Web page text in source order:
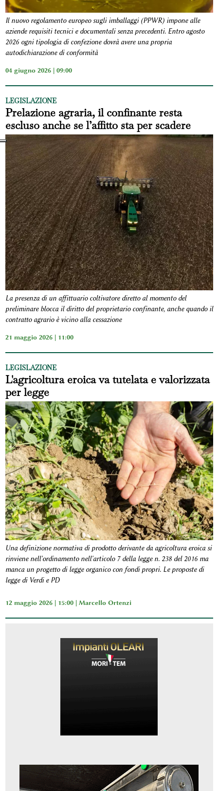
Il nuovo regolamento europeo sugli imballaggi (PPWR) impone alle
aziende requisiti tecnici e documentali senza precedenti. Entro agosto
2026 ogni tipologia di confezione dovrà avere una propria
autodichiarazione di conformità
04 giugno 2026 | 09:00
LEGISLAZIONE
Prelazione agraria, il confinante resta
escluso anche se l’affitto sta per scadere
La presenza di un affittuario coltivatore diretto al momento del
preliminare blocca il diritto del proprietario confinante, anche quando il
contratto agrario è vicino alla cessazione
21 maggio 2026 | 11:00
LEGISLAZIONE
L'agricoltura eroica va tutelata e valorizzata
per legge
Una definizione normativa di prodotto derivante da agricoltura eroica si
rinviene nell'ordinamento nell'articolo 7 della legge n. 238 del 2016 ma
manca un progetto di legge organico con fondi propri. Le proposte di
legge di Verdi e PD
12 maggio 2026 | 15:00 | Marcello Ortenzi